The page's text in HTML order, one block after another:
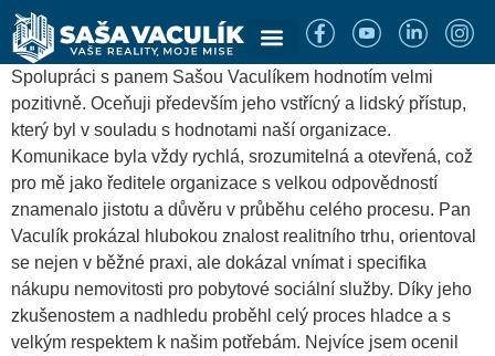
Spolupráci s panem Sašou Vaculíkem hodnotím velmi
pozitivně. Oceňuji především jeho vstřícný a lidský přístup,
který byl v souladu s hodnotami naší organizace.
Komunikace byla vždy rychlá, srozumitelná a otevřená, což
pro mě jako ředitele organizace s velkou odpovědností
znamenalo jistotu a důvěru v průběhu celého procesu. Pan
Vaculík prokázal hlubokou znalost realitního trhu, orientoval
se nejen v běžné praxi, ale dokázal vnímat i specifika
nákupu nemovitosti pro pobytové sociální služby. Díky jeho
zkušenostem a nadhledu proběhl celý proces hladce a s
velkým respektem k našim potřebám. Nejvíce jsem ocenil